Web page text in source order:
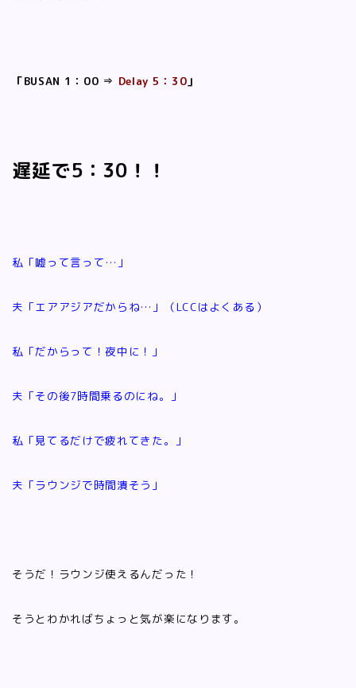
「BUSAN 1：00 ⇒ Delay 5：30 」
遅延で5：30！！
私「嘘って言って…」
夫「エアアジアだからね…」（LCCはよくある）
私「だからって！夜中に！」
夫「その後7時間乗るのにね。」
私「見てるだけで疲れてきた。」
夫「ラウンジで時間潰そう」
そうだ！ラウンジ使えるんだった！
そうとわかればちょっと気が楽になります。